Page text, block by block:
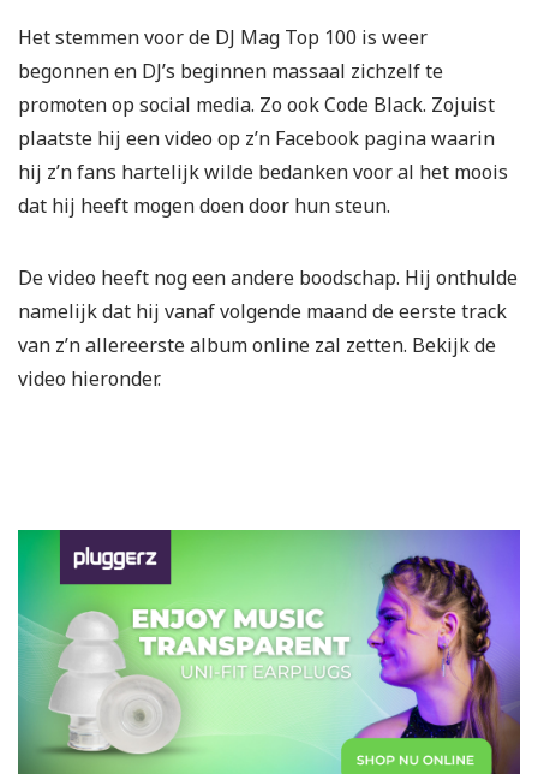
Het stemmen voor de DJ Mag Top 100 is weer
begonnen en DJ’s beginnen massaal zichzelf te
promoten op social media. Zo ook Code Black. Zojuist
plaatste hij een video op z’n Facebook pagina waarin
hij z’n fans hartelijk wilde bedanken voor al het moois
dat hij heeft mogen doen door hun steun.
De video heeft nog een andere boodschap. Hij onthulde
namelijk dat hij vanaf volgende maand de eerste track
van z’n allereerste album online zal zetten. Bekijk de
video hieronder.